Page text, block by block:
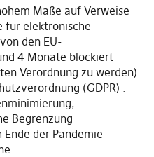
Maße auf Verweise
für elektronische
den EU-
4 Monate blockiert
Verordnung zu werden)
(GDPR) .
Begrenzung
der Pandemie